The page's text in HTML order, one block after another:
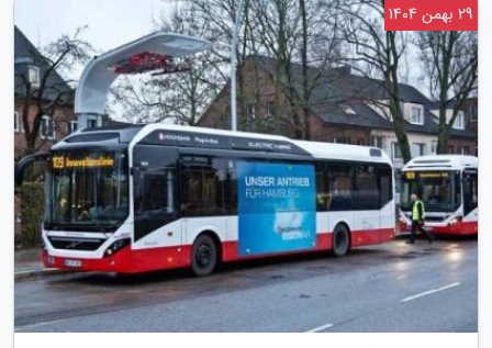
29 بهمن 1404